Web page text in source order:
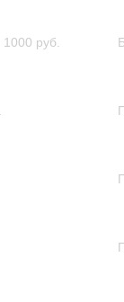
1000 руб.